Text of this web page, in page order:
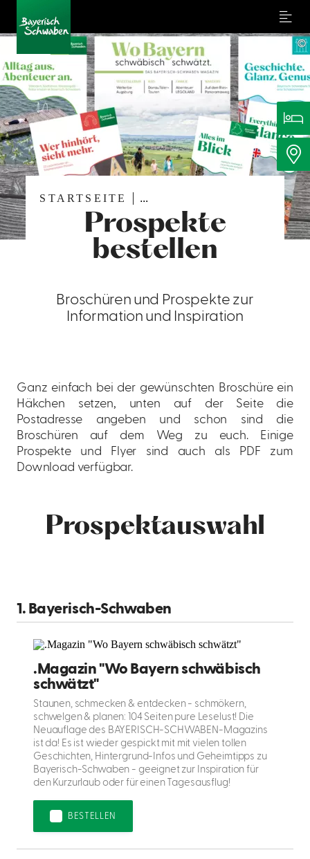
Menu
©
STARTSEITE ...
Prospekte
bestellen
Broschüren und Prospekte zur
Information und Inspiration
Ganz einfach bei der gewünschten Broschüre ein
Häkchen setzen, unten auf der Seite die
Postadresse angeben und schon sind die
Broschüren auf dem Weg zu euch. Einige
Prospekte und Flyer sind auch als PDF zum
Download verfügbar.
Prospektauswahl
1. Bayerisch-Schwaben
.Magazin "Wo Bayern schwäbisch
schwätzt"
Staunen, schmecken & entdecken - schmökern,
schwelgen & planen: 104 Seiten pure Leselust! Die
Neuauflage des BAYERISCH-SCHWABEN-Magazins
ist da! Es ist wieder gespickt mit mit vielen tollen
Geschichten, Hintergrund-Infos und Geheimtipps zu
Bayerisch-Schwaben - geeignet zur Inspiration für
den Kurzurlaub oder für einen Tagesausflug!
BESTELLEN